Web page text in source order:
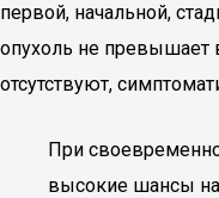
первой, начальной,
опухоль не превышает
отсутствуют,
При
высокие шансы